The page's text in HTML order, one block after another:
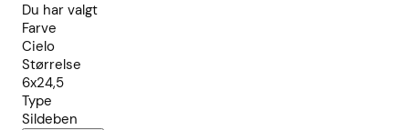
Du har valgt
Farve
Cielo
Størrelse
6x24,5
Type
Sildeben